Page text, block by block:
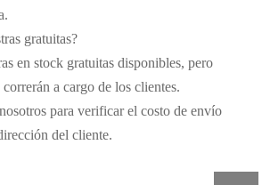
gratuitas?
en stock gratuitas disponibles, pero
a cargo de los clientes.
para verificar el costo de envío
del cliente.